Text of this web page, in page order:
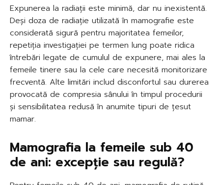
Expunerea la radiații este minimă, dar nu inexistentă.
Deși doza de radiație utilizată în mamografie este
considerată sigură pentru majoritatea femeilor,
repetiția investigației pe termen lung poate ridica
întrebări legate de cumulul de expunere, mai ales la
femeile tinere sau la cele care necesită monitorizare
frecventă. Alte limitări includ disconfortul sau durerea
provocată de compresia sânului în timpul procedurii
și sensibilitatea redusă în anumite tipuri de țesut
mamar.
Mamografia la femeile sub 40
de ani: excepție sau regulă?